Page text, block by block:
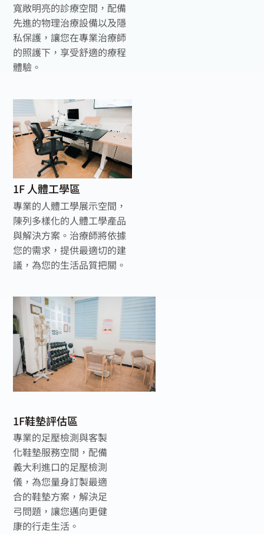
寬敞明亮的診療空間，配備
先進的物理治療設備以及隱
私保護，讓您在專業治療師
的照護下，享受舒適的療程
體驗。
1F 人體工學區
專業的人體工學展示空間，
陳列多樣化的人體工學產品
與解決方案。治療師將依據
您的需求，提供最適切的建
議，為您的生活品質把關。
1F鞋墊評估區
專業的足壓檢測與客製
化鞋墊服務空間，配備
義大利進口的足壓檢測
儀，為您量身訂製最適
合的鞋墊方案，解決足
弓問題，讓您邁向更健
康的行走生活。